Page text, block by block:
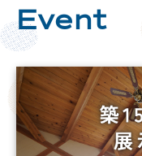
Event